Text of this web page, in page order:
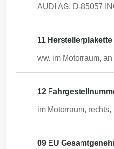
AUDI AG, D-85057
11 Herstellerplakette
ww. im Motorraum,
12
im Motorraum,
09 EU